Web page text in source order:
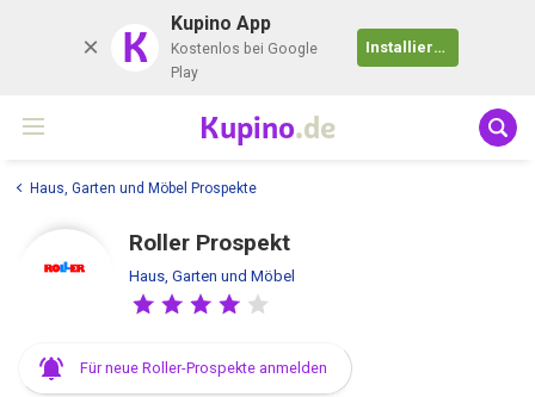
K Kupino App
Kostenlos bei Google
Play
Installieren
Kupino.de
Haus, Garten und Möbel Prospekte
Roller Prospekt
Haus, Garten und Möbel
Für neue Roller-Prospekte anmelden